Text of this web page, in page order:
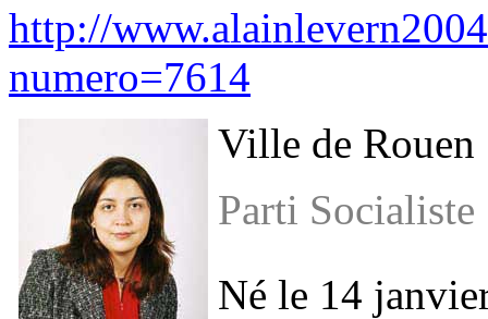
http://
numero=7614
Ville de Rouen
Parti Socialiste
Né le 14